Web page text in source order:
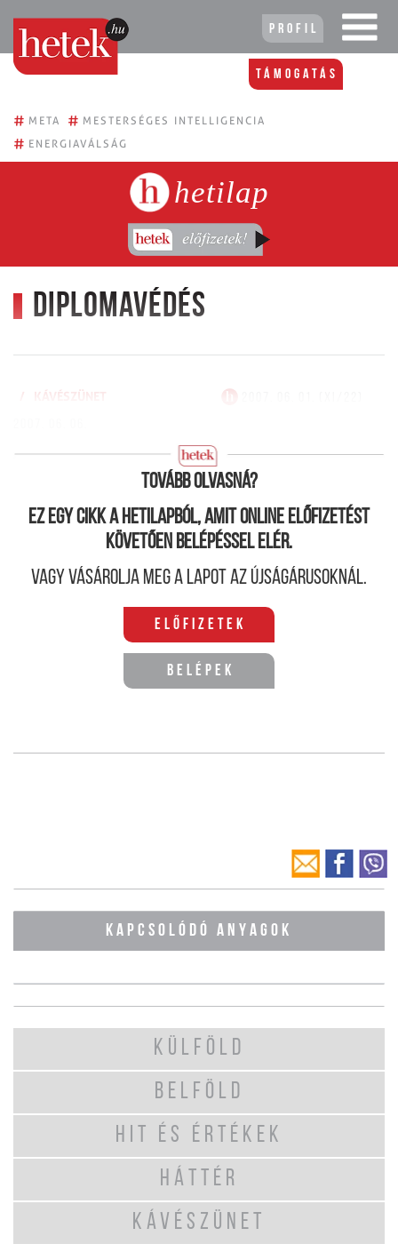
Profil
Támogatás
# META # MESTERSÉGES INTELLIGENCIA
# ENERGIAVÁLSÁG
hetilap
Diplomavédés
/ KÁVÉSZÜNET
Tovább olvasná?
Ez egy cikk a hetilapból, amit online előfizetést
követően belépéssel elér.
Vagy vásárolja meg a lapot az újságárusoknál.
Előfizetek
Belépek
KAPCSOLÓDÓ ANYAGOK
KÜLFÖLD
BELFÖLD
HIT ÉS ÉRTÉKEK
HÁTTÉR
KÁVÉSZÜNET